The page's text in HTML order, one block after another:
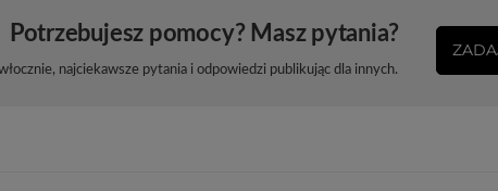
Potrzebujesz pomocy? Masz pytania?
najciekawsze pytania i odpowiedzi publikując dla innych.